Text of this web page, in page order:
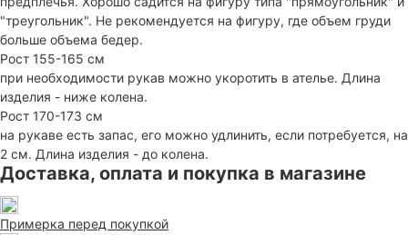
"треугольник". Не рекомендуется на фигуру, где объем груди
больше объема бедер.
Рост 155-165 см
при необходимости рукав можно укоротить в ателье. Длина
изделия - ниже колена.
Рост 170-173 см
на рукаве есть запас, его можно удлинить, если потребуется, на
2 см. Длина изделия - до колена.
Доставка, оплата и покупка в магазине
Примерка перед покупкой